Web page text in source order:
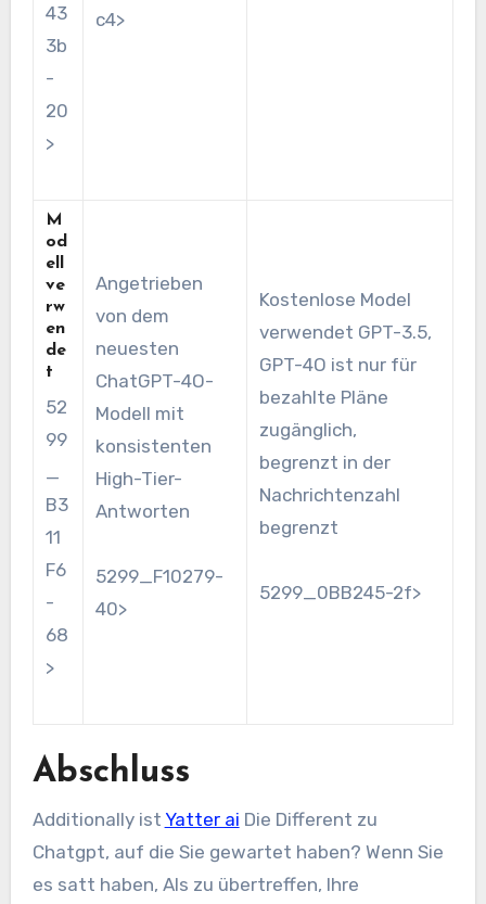
43
3b
-
20
>
c4>
M
od
ell
ve
rw
en
de
t
52
99
B3
11
F6
-
68
>
Angetrieben
von dem
neuesten
ChatGPT-4O-
Modell mit
konsistenten
High-Tier-
Antworten
5299_F10279-
40>
Kostenlose Model
verwendet GPT-3.5,
GPT-4O ist nur für
bezahlte Pläne
zugänglich,
begrenzt in der
Nachrichtenzahl
begrenzt
5299_0BB245-2f>
Abschluss
Additionally ist Yatter ai Die Different zu
Chatgpt, auf die Sie gewartet haben? Wenn Sie
es satt haben, AIs zu übertreffen, Ihre